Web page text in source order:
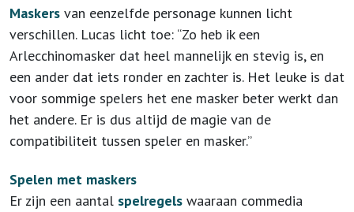
Maskers van eenzelfde personage kunnen licht
verschillen. Lucas licht toe: “Zo heb ik een
Arlecchinomasker dat heel mannelijk en stevig is, en
een ander dat iets ronder en zachter is. Het leuke is dat
voor sommige spelers het ene masker beter werkt dan
het andere. Er is dus altijd de magie van de
compatibiliteit tussen speler en masker.”
Spelen met maskers
Er zijn een aantal spelregels waaraan commedia